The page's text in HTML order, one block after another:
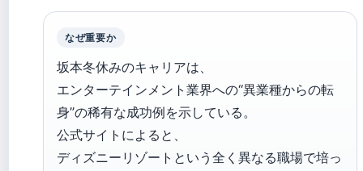
なぜ重要か
坂本冬休みのキャリアは、
エンターテインメント業界への“異業種からの転
身”の稀有な成功例を示している。
公式サイトによると、
ディズニーリゾートという全く異なる職場で培っ